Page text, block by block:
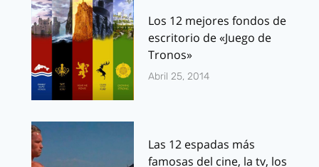
Los 12 mejores fondos de
escritorio de «Juego de
Tronos»
Abril 25, 2014
Las 12 espadas más
famosas del cine, la tv, los